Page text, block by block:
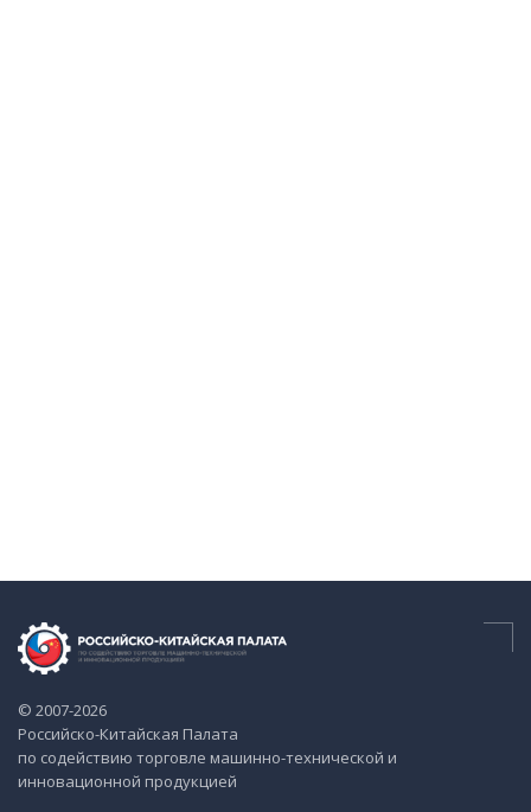
© 2007-2026
Российско-Китайская Палата
по содействию торговле машинно-технической и
инновационной продукцией